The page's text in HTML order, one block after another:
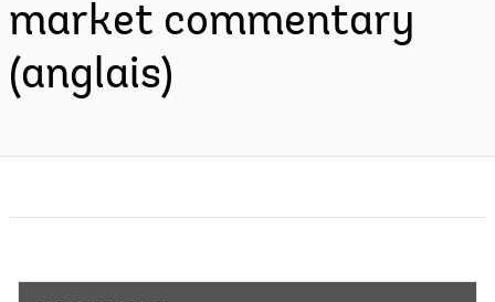
market commentary
(anglais)